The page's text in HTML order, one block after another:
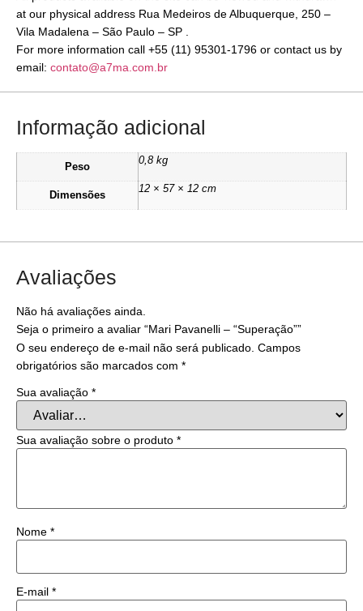
at our physical address Rua Medeiros de Albuquerque, 250 –
Vila Madalena – São Paulo – SP .
For more information call +55 (11) 95301-1796 or contact us by
email: contato@a7ma.com.br
Informação adicional
Peso
0,8 kg
Dimensões
12 × 57 × 12 cm
Avaliações
Não há avaliações ainda.
Seja o primeiro a avaliar “Mari Pavanelli – “Superação””
O seu endereço de e-mail não será publicado. Campos
obrigatórios são marcados com *
Sua avaliação *
Sua avaliação sobre o produto *
Nome *
E-mail *